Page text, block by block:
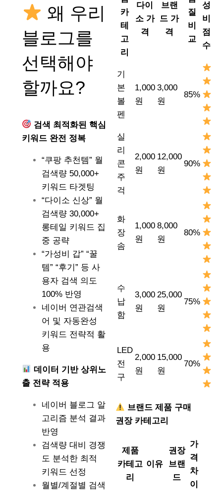
왜 우리
블로그를
선택해야
할까요?
검색 최적화된 핵심
키워드 완전 정복
“쿠팡 추천템” 월
검색량 50,000+
키워드 타겟팅
“다이소 신상” 월
검색량 30,000+
롱테일 키워드 집
중 공략
“가성비 갑” “꿀
템” “후기” 등 사
용자 검색 의도
100% 반영
네이버 연관검색
어 및 자동완성
키워드 전략적 활
용
데이터 기반 상위노
출 전략 적용
네이버 블로그 알
고리즘 분석 결과
반영
검색량 대비 경쟁
도 분석한 최적
키워드 선정
월별/계절별 검색
카
테
고
리
다이
소 가
격
브랜
드 가
격
질
비
교
성
비
점
수
기
본
볼
펜
1,000
원
3,000
원
85%
실
리
콘
주
걱
2,000
원
12,000
원
90%
화
장
솜
1,000
원
8,000
원
80%
수
납
함
3,000
원
25,000
원
75%
LED
전
구
2,000
원
15,000
원
70%
브랜드 제품 구매
권장 카테고리
제품
카테고
리
이유
권장
브랜
드
가
격
차
이